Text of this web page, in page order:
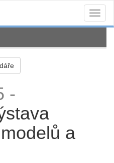
-
a